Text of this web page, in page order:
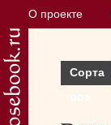
О проекте
Сорта